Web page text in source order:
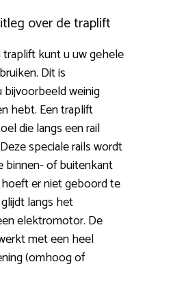
over de traplift
kunt u uw gehele
Dit is
weinig
hebt. Een traplift
die langs een rail
speciale rails wordt
binnen- of buitenkant
er niet geboord te
langs het
elektromotor. De
met een heel
(omhoog of